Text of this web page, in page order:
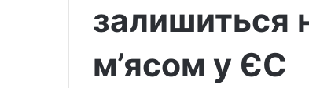
залишиться
м’ясом у ЄС